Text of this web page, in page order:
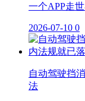
一个APP走
2026-07-10 0
自动驾驶挡
法